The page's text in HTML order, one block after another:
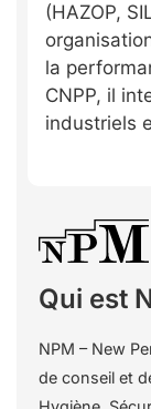
(HAZOP,
la
CNPP, il
industriels
Qui est
NPM – New
de conseil et